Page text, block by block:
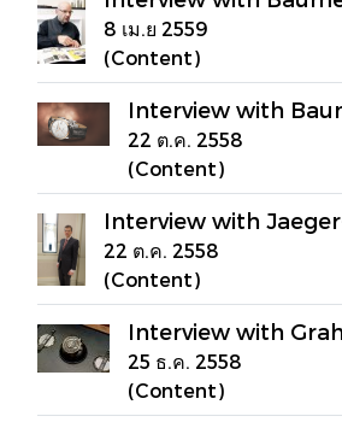
8 เม.ย 2559
(Content)
Interview with
22 ต.ค. 2558
(Content)
Interview with
22 ต.ค. 2558
(Content)
Interview with
25 ธ.ค. 2558
(Content)